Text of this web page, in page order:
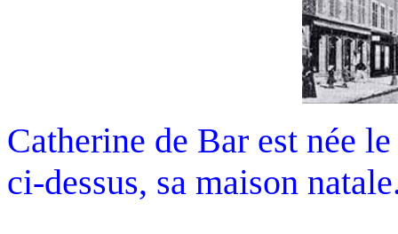
Catherine de Bar est née
ci-dessus, sa maison